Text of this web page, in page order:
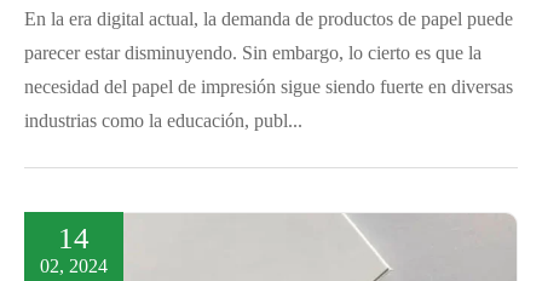
En la era digital actual, la demanda de productos de papel puede
parecer estar disminuyendo. Sin embargo, lo cierto es que la
necesidad del papel de impresión sigue siendo fuerte en diversas
industrias como la educación, publ...
14
02, 2024